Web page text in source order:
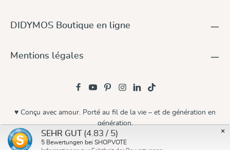
petites irrégularités d'aspect sont dues à la production !
DIDYMOS Boutique en ligne
Mentions légales
© 2026 Didymos
♥ Conçu avec amour. Porté au fil de la vie – et de génération en
génération.
×
SEHR GUT (4.83 / 5)
5 Bewertungen bei SHOPVOTE